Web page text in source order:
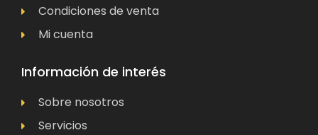
Condiciones de venta
Mi cuenta
Información de interés
Sobre nosotros
Servicios